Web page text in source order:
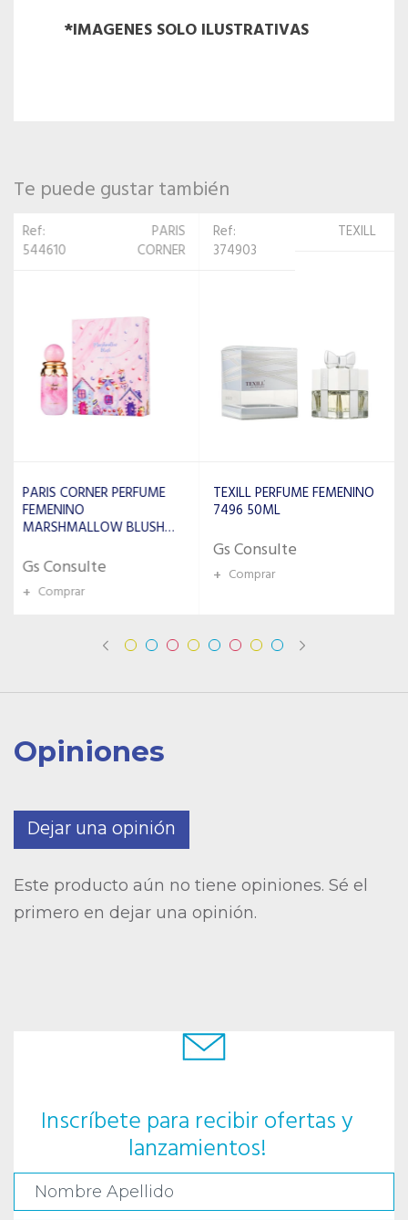
*IMAGENES SOLO ILUSTRATIVAS
Te puede gustar también
Ref:
374903
TEXILL
TEXILL PERFUME FEMENINO
7496 50ML
+ Comprar
Ref: 522717
AL
PERFUME AL WATANIAH
TIBYAN EDP FEMENINO
Gs Consulte
Opiniones
Dejar una opinión
Este producto aún no tiene opiniones. Sé el
primero en dejar una opinión.
Inscríbete para recibir ofertas y
lanzamientos!